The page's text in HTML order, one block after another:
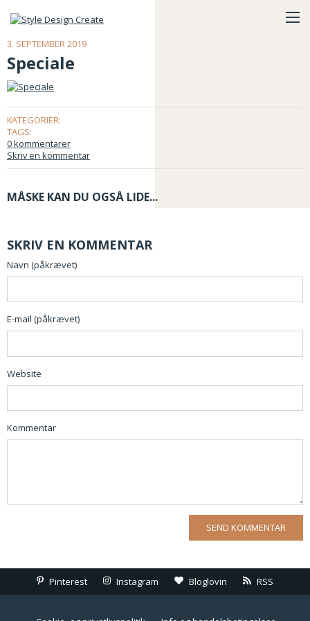
3. SEPTEMBER 2019
Speciale
KATEGORIER:
TAGS:
0 kommentarer
Skriv en kommentar
MÅSKE KAN DU OGSÅ LIDE...
SKRIV EN KOMMENTAR
Navn (påkrævet)
E-mail (påkrævet)
Website
Kommentar
Pinterest Instagram Bloglovin RSS